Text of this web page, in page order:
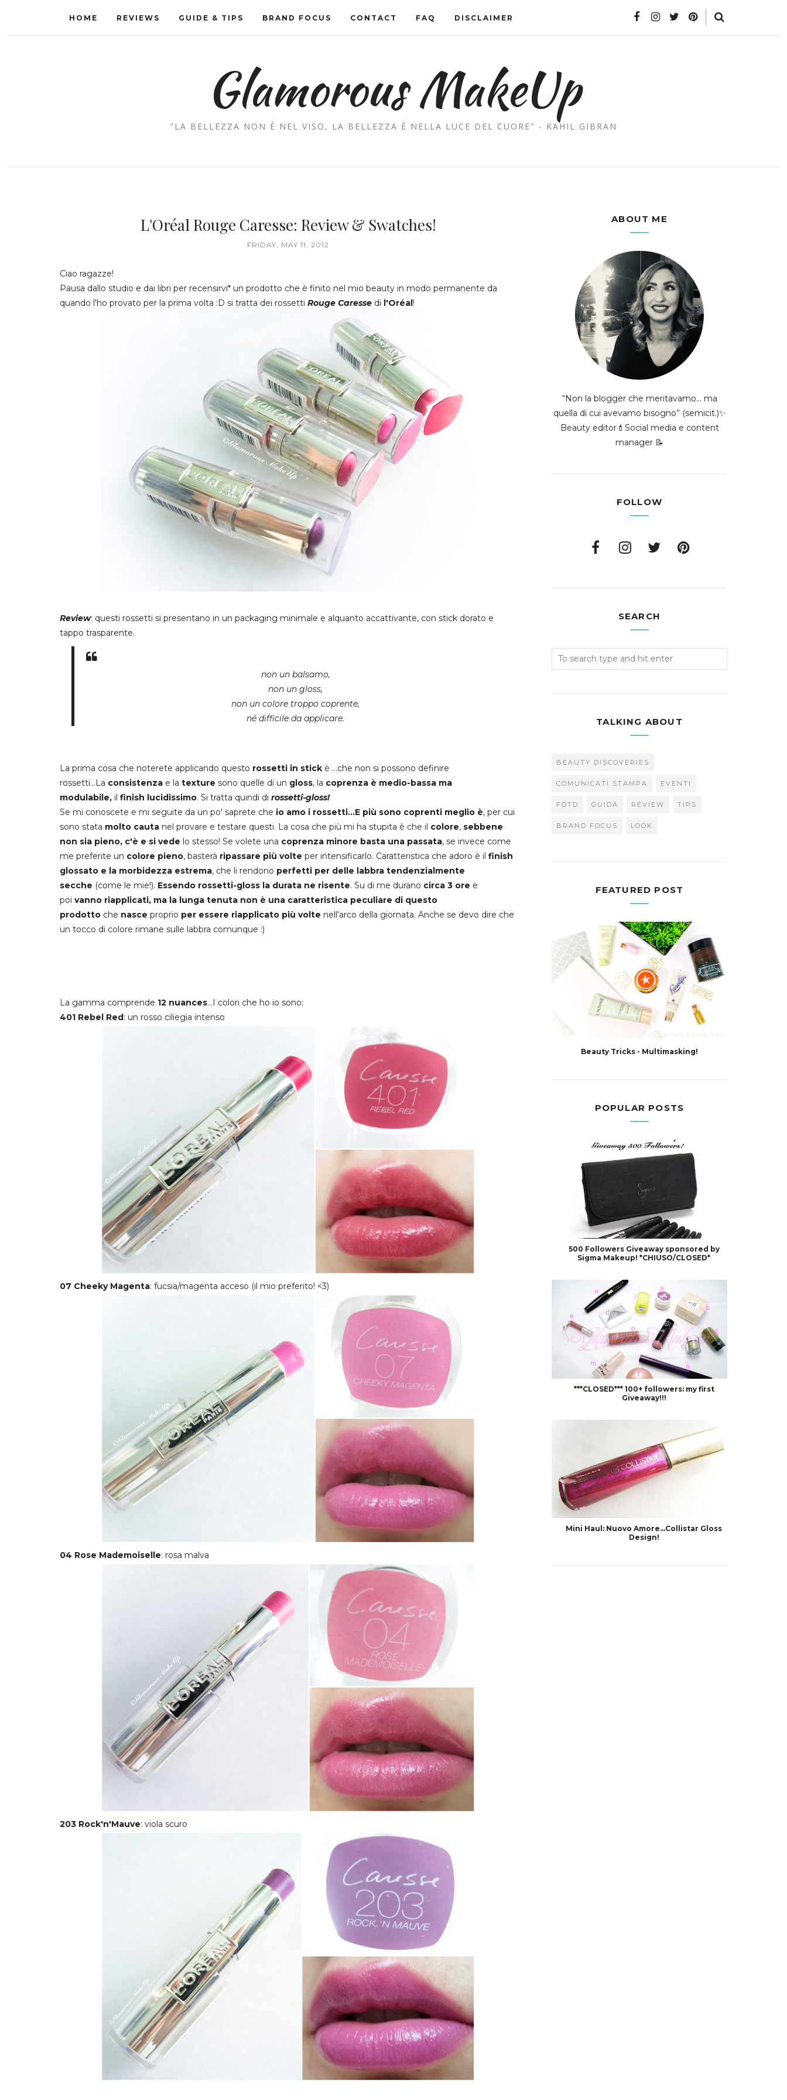
HOME REVIEWS GUIDE & TIPS BRAND FOCUS CONTACT FAQ DISCLAIMER
Glamorous MakeUp
"LA BELLEZZA NON È NEL VISO, LA BELLEZZA È NELLA LUCE DEL CUORE" - KAHIL GIBRAN
L'Oréal Rouge Caresse: Review & Swatches!
FRIDAY, MAY 11, 2012
Ciao ragazze!
Pausa dallo studio e dai libri per recensirvi* un prodotto che è finito nel mio beauty in modo permanente da
quando l'ho provato per la prima volta :D si tratta dei rossetti Rouge Caresse di l'Oréal!
Review: questi rossetti si presentano in un packaging minimale e alquanto accattivante, con stick dorato e
tappo trasparente.
non un balsamo,
non un gloss,
non un colore troppo coprente,
né difficile da applicare.
La prima cosa che noterete applicando questo rossetti in stick è ...che non si possono definire
rossetti...La consistenza e la texture sono quelle di un gloss, la coprenza è medio-bassa ma
modulabile, il finish lucidissimo. Si tratta quindi di rossetti-gloss!
Se mi conoscete e mi seguite da un po' saprete che io amo i rossetti...E più sono coprenti meglio è, per cui
sono stata molto cauta nel provare e testare questi. La cosa che più mi ha stupita è che il colore, sebbene
non sia pieno, c'è e si vede lo stesso! Se volete una coprenza minore basta una passata, se invece come
me preferite un colore pieno, basterà ripassare più volte per intensificarlo. Caratteristica che adoro è il finish
glossato e la morbidezza estrema, che li rendono perfetti per delle labbra tendenzialmente
secche (come le mie!). Essendo rossetti-gloss la durata ne risente. Su di me durano circa 3 ore e
poi vanno riapplicati, ma la lunga tenuta non è una caratteristica peculiare di questo
prodotto che nasce proprio per essere riapplicato più volte nell'arco della giornata. Anche se devo dire che
un tocco di colore rimane sulle labbra comunque :)
La gamma comprende 12 nuances...I colori che ho io sono:
401 Rebel Red: un rosso ciliegia intenso
07 Cheeky Magenta: fucsia/magenta acceso (il mio preferito! <3)
04 Rose Mademoiselle: rosa malva
203 Rock'n'Mauve: viola scuro
ABOUT ME
“Non la blogger che meritavamo... ma
quella di cui avevamo bisogno” (semicit.)✨
Beauty editor💄Social media e content
manager 📝
FOLLOW
SEARCH
TALKING ABOUT
BEAUTY DISCOVERIES
COMUNICATI STAMPA EVENTI
FOTD GUIDA REVIEW TIPS
BRAND FOCUS LOOK
FEATURED POST
Beauty Tricks - Multimasking!
POPULAR POSTS
500 Followers Giveaway sponsored by
Sigma Makeup! *CHIUSO/CLOSED*
***CLOSED*** 100+ followers: my first
Giveaway!!!
Mini Haul: Nuovo Amore...Collistar Gloss
Design!